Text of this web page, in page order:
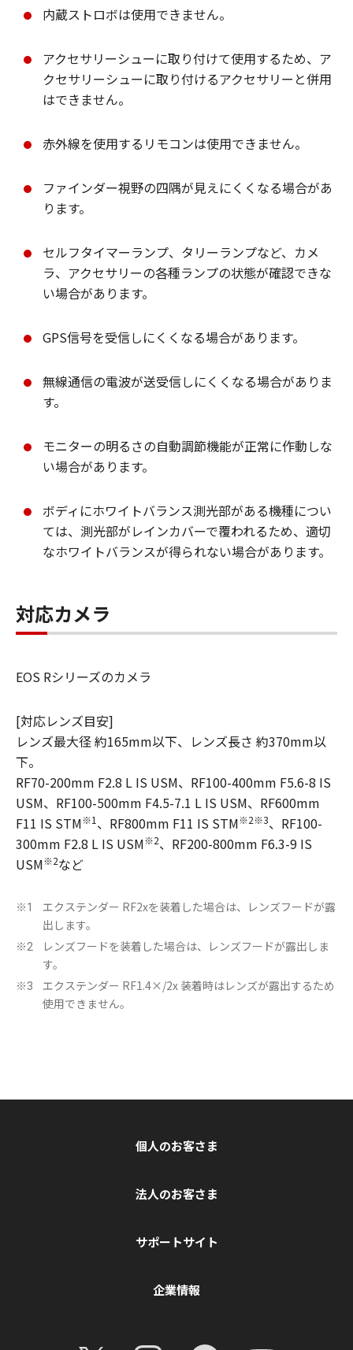
内蔵ストロボは使用できません。
アクセサリーシューに取り付けて使用するため、ア
クセサリーシューに取り付けるアクセサリーと併用
はできません。
赤外線を使用するリモコンは使用できません。
ファインダー視野の四隅が見えにくくなる場合があ
ります。
セルフタイマーランプ、タリーランプなど、カメ
ラ、アクセサリーの各種ランプの状態が確認できな
い場合があります。
GPS信号を受信しにくくなる場合があります。
無線通信の電波が送受信しにくくなる場合がありま
す。
モニターの明るさの自動調節機能が正常に作動しな
い場合があります。
ボディにホワイトバランス測光部がある機種につい
ては、測光部がレインカバーで覆われるため、適切
なホワイトバランスが得られない場合があります。
対応カメラ
EOS Rシリーズのカメラ
[対応レンズ目安]
レンズ最大径 約165mm以下、レンズ長さ 約370mm以
下。
RF70-200mm F2.8 L IS USM、RF100-400mm F5.6-8 IS
USM、RF100-500mm F4.5-7.1 L IS USM、RF600mm
F11 IS STM※1 、RF800mm F11 IS STM※2※3、RF100-
300mm F2.8 L IS USM※2、RF200-800mm F6.3-9 IS
USM※2など
※1
エクステンダー RF2xを装着した場合は、レンズフードが露
出します。
※2
レンズフードを装着した場合は、レンズフードが露出しま
す。
※3
エクステンダー RF1.4×/2x 装着時はレンズが露出するため
使用できません。
個人のお客さま
法人のお客さま
サポートサイト
企業情報